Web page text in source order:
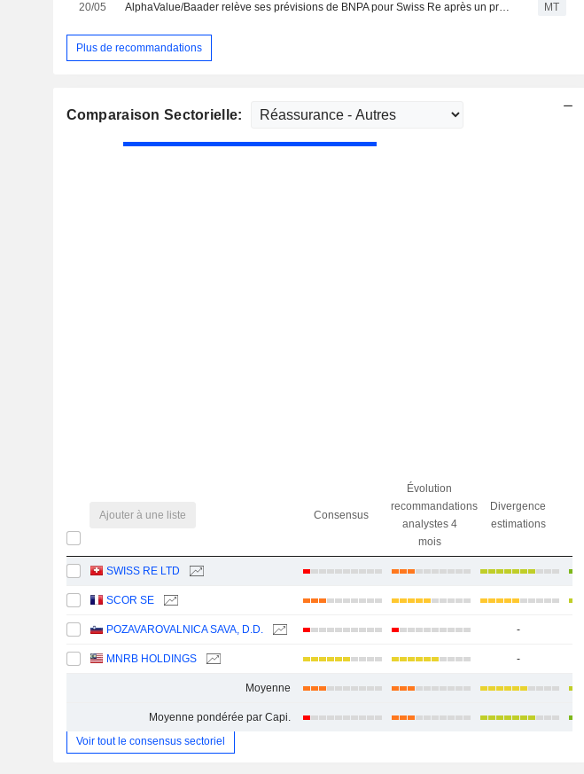
20/05 AlphaValue/Baader relève ses prévisions de BNPA pour Swiss Re après un premier trimestre supérieur aux attentes MT
Plus de recommandations
Comparaison Sectorielle:
Ajouter à une liste Consensus
Évolution
recommandations
analystes 4
mois
Divergence
estimations
SWISS RE LTD
SCOR SE
POZAVAROVALNICA SAVA, D.D. -
MNRB HOLDINGS -
Moyenne
Moyenne pondérée par Capi.
Voir tout le consensus sectoriel